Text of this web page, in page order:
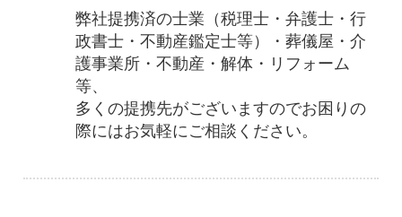
弊社提携済の士業（税理士・弁護士・行
政書士・不動産鑑定士等）・葬儀屋・介
護事業所・不動産・解体・リフォーム
等、
多くの提携先がございますのでお困りの
際にはお気軽にご相談ください。